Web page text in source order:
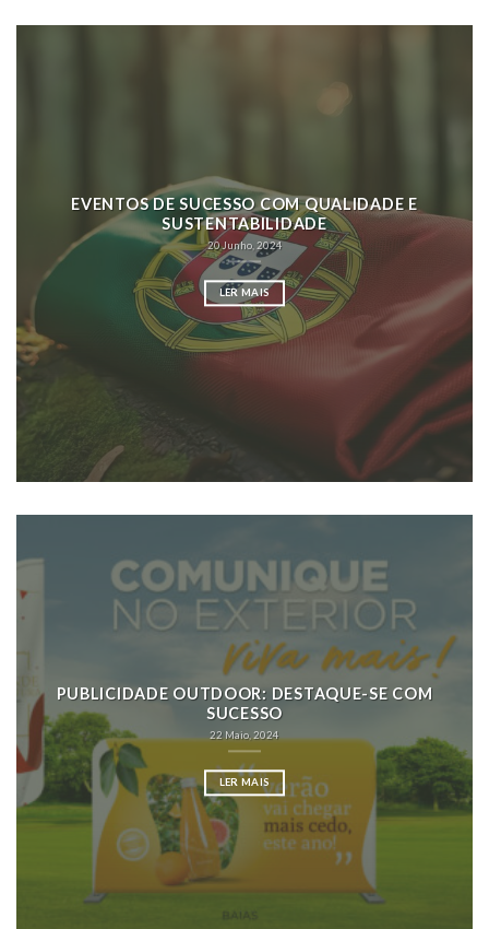
EVENTOS DE SUCESSO COM QUALIDADE E
SUSTENTABILIDADE
20 Junho, 2024
LER MAIS
PUBLICIDADE OUTDOOR: DESTAQUE-SE COM
SUCESSO
22 Maio, 2024
LER MAIS